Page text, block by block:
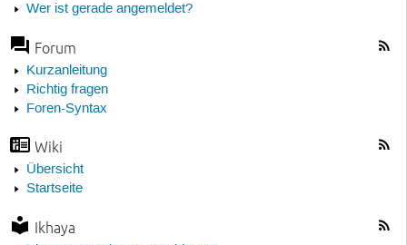
Wer ist gerade angemeldet?
Forum
Kurzanleitung
Richtig fragen
Foren-Syntax
Wiki
Übersicht
Startseite
Ikhaya